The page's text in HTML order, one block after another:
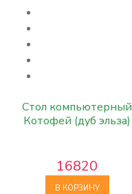
Стол компьютерный
Котофей (дуб эльза)
16820
В КОРЗИНУ